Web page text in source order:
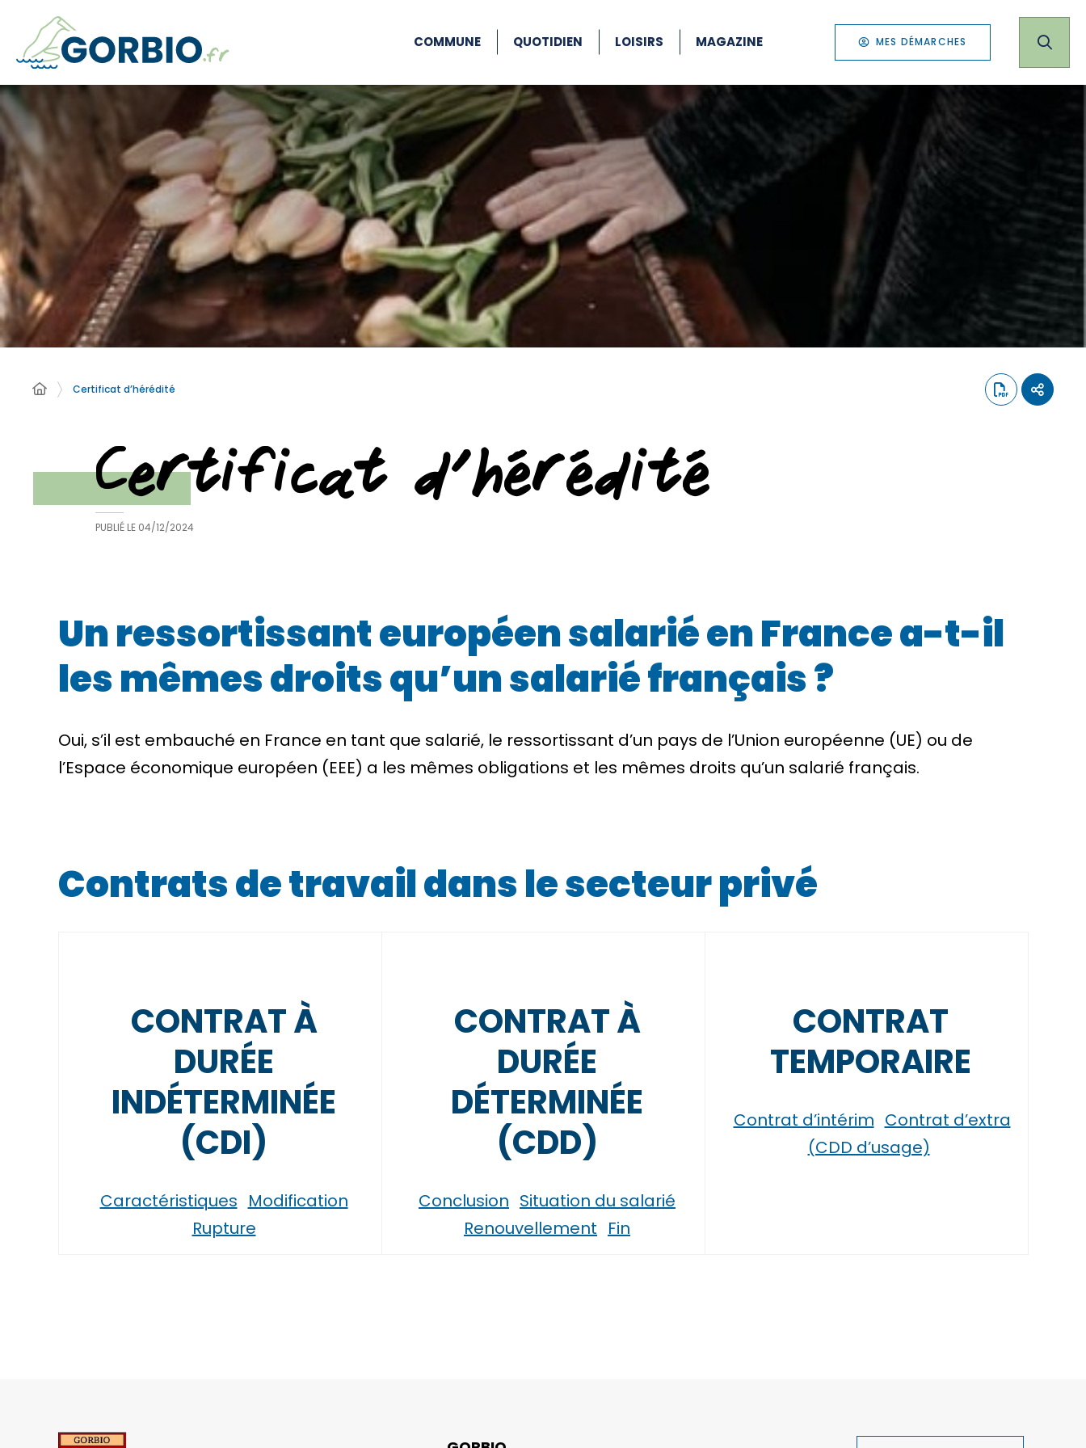
COMMUNE QUOTIDIEN LOISIRS MAGAZINE MES DÉMARCHES
Certificat d’hérédité
Certificat d’hérédité
PUBLIÉ LE 04/12/2024
Un ressortissant européen salarié en France a-t-il
les mêmes droits qu’un salarié français ?
Oui, s’il est embauché en France en tant que salarié, le ressortissant d’un pays de l’Union européenne (UE) ou de
l’Espace économique européen (EEE) a les mêmes obligations et les mêmes droits qu’un salarié français.
Contrats de travail dans le secteur privé
CONTRAT À
DURÉE
INDÉTERMINÉE
(CDI)
Caractéristiques Modification
Rupture
CONTRAT À
DURÉE
DÉTERMINÉE
(CDD)
Conclusion Situation du salarié
Renouvellement Fin
CONTRAT
TEMPORAIRE
Contrat d’intérim Contrat d’extra
(CDD d’usage)